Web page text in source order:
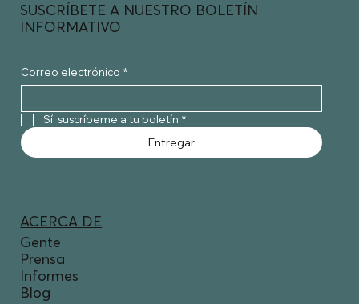
SUSCRÍBETE A NUESTRO BOLETÍN
INFORMATIVO
Correo electrónico *
Sí, suscríbeme a tu boletín *
Entregar
ACERCA DE
Gente
Prensa
Informes
Blog